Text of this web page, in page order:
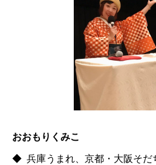
おおもりくみこ
◆ 兵庫うまれ、京都・大阪そだ